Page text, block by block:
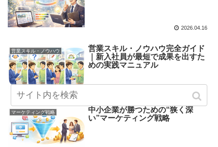
2026.04.16
営業スキル・ノウハウ
営業スキル・ノウハウ完全ガイド
｜新入社員が最短で成果を出すた
めの実践マニュアル
マーケティング戦略
中小企業が勝つための“狭く深
い”マーケティング戦略